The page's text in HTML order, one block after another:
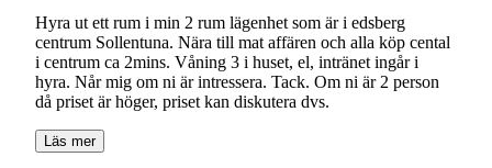
Hyra ut ett rum i min 2 rum lägenhet som är i edsberg
centrum Sollentuna. Nära till mat affären och alla köp cental
i centrum ca 2mins. Våning 3 i huset, el, intränet ingår i
hyra. Når mig om ni är intressera. Tack. Om ni är 2 person
då priset är höger, priset kan diskutera dvs.
Läs mer